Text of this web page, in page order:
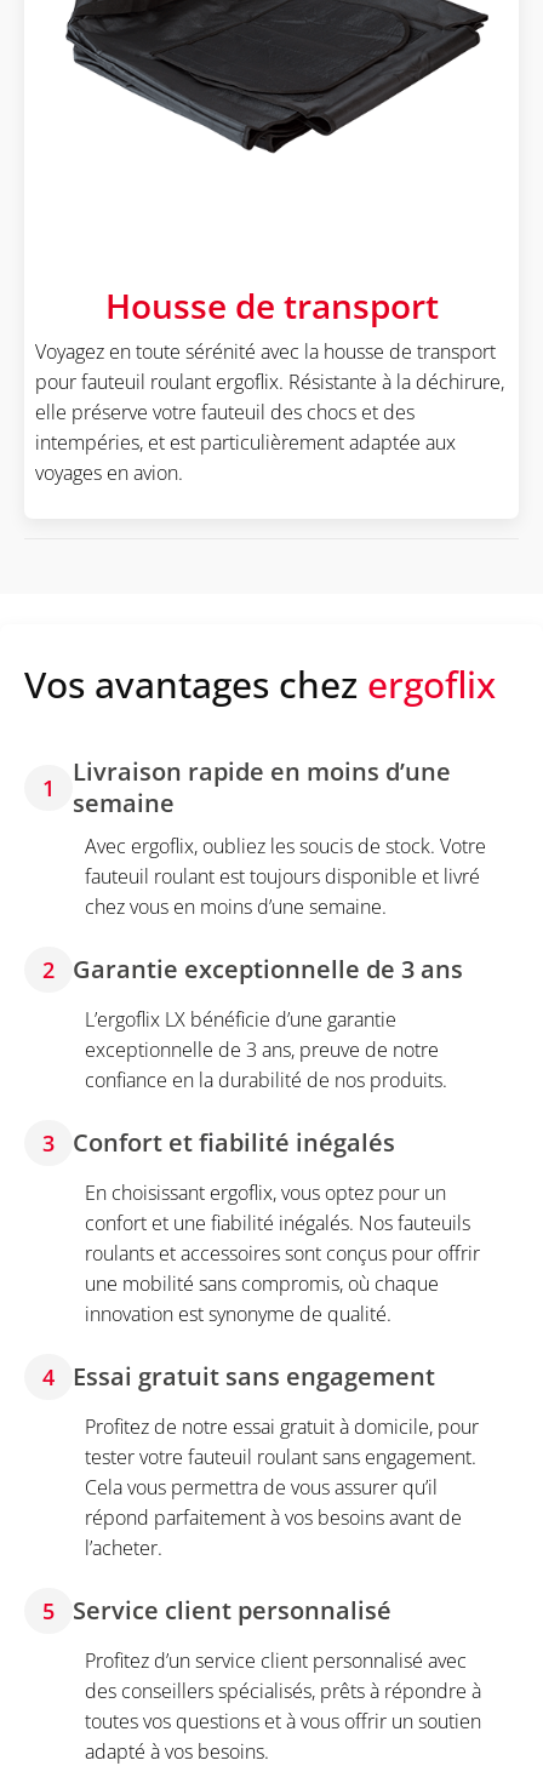
Housse de transport
Voyagez en toute sérénité avec la housse de transport
pour fauteuil roulant ergoflix. Résistante à la déchirure,
elle préserve votre fauteuil des chocs et des
intempéries, et est particulièrement adaptée aux
voyages en avion.
Vos avantages chez ergoflix
1
Livraison rapide en moins d’une
semaine
Avec ergoflix, oubliez les soucis de stock. Votre
fauteuil roulant est toujours disponible et livré
chez vous en moins d’une semaine.
2 Garantie exceptionnelle de 3 ans
L’ergoflix LX bénéficie d’une garantie
exceptionnelle de 3 ans, preuve de notre
confiance en la durabilité de nos produits.
3 Confort et fiabilité inégalés
En choisissant ergoflix, vous optez pour un
confort et une fiabilité inégalés. Nos fauteuils
roulants et accessoires sont conçus pour offrir
une mobilité sans compromis, où chaque
innovation est synonyme de qualité.
4 Essai gratuit sans engagement
Profitez de notre essai gratuit à domicile, pour
tester votre fauteuil roulant sans engagement.
Cela vous permettra de vous assurer qu’il
répond parfaitement à vos besoins avant de
l’acheter.
5 Service client personnalisé
Profitez d’un service client personnalisé avec
des conseillers spécialisés, prêts à répondre à
toutes vos questions et à vous offrir un soutien
adapté à vos besoins.